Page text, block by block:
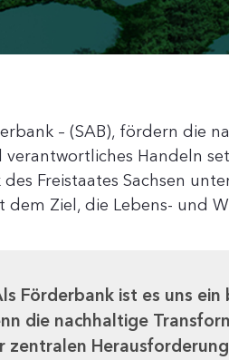
– (SAB), fördern die
verantwortliches Handeln
Freistaates Sachsen
Ziel, die Lebens- und
Förderbank ist es uns
die nachhaltige
zentralen